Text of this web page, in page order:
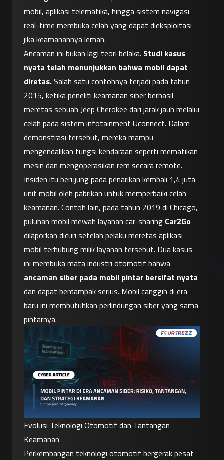
mobil, aplikasi telematika, hingga sistem navigasi
real-time membuka celah yang dapat dieksploitasi
jika keamanannya lemah.
Ancaman ini bukan lagi teori belaka. Studi kasus
nyata telah menunjukkan bahwa mobil dapat
diretas. Salah satu contohnya terjadi pada tahun
2015, ketika peneliti keamanan siber berhasil
meretas sebuah Jeep Cherokee dari jarak jauh melalui
celah pada sistem infotainment Uconnect. Dalam
demonstrasi tersebut, mereka mampu
mengendalikan fungsi kendaraan seperti mematikan
mesin dan mengoperasikan rem secara remote.
Insiden itu berujung pada penarikan kembali 1,4 juta
unit mobil oleh pabrikan untuk memperbaiki celah
keamanan. Contoh lain, pada tahun 2019 di Chicago,
puluhan mobil mewah layanan car-sharing Car2Go
dilaporkan dicuri setelah pelaku meretas aplikasi
mobil terhubung milik layanan tersebut. Dua kasus
ancaman siber pada mobil pintar bersifat nyata
dan dapat berdampak serius. Mobil canggih di era
baru ini membutuhkan perlindungan siber yang sama
pintarnya.
Evolusi Teknologi Otomotif dan Tantangan
Keamanan
Perkembangan teknologi otomotif bergerak pesat